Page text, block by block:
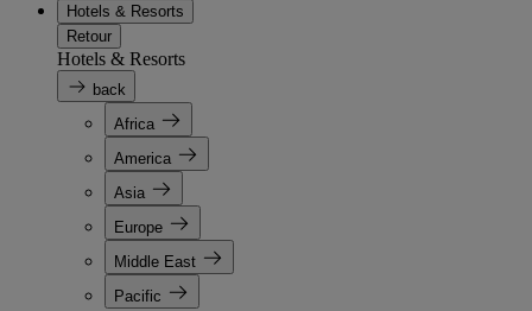
Hotels & Resorts
Retour
Hotels & Resorts
back
Africa
America
Asia
Europe
Middle East
Pacific